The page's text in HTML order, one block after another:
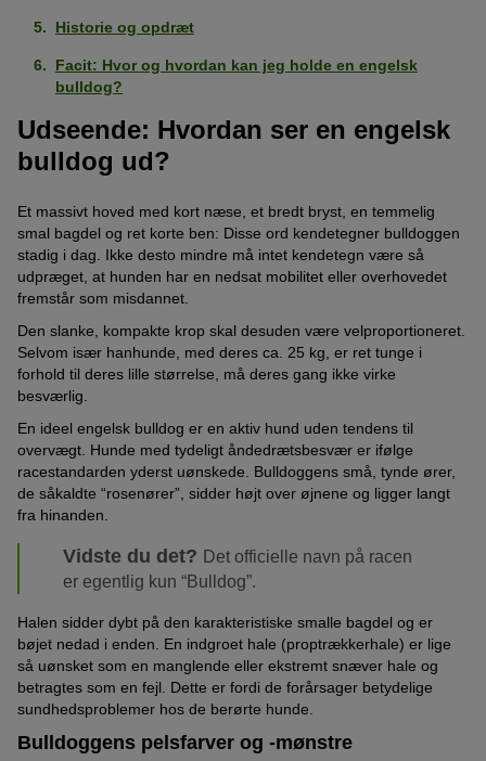
Historie og opdræt
Facit: Hvor og hvordan kan jeg holde en engelsk
bulldog?
Udseende: Hvordan ser en engelsk
bulldog ud?
Et massivt hoved med kort næse, et bredt bryst, en temmelig
smal bagdel og ret korte ben: Disse ord kendetegner bulldoggen
stadig i dag. Ikke desto mindre må intet kendetegn være så
udpræget, at hunden har en nedsat mobilitet eller overhovedet
fremstår som misdannet.
Den slanke, kompakte krop skal desuden være velproportioneret.
Selvom især hanhunde, med deres ca. 25 kg, er ret tunge i
forhold til deres lille størrelse, må deres gang ikke virke
besværlig.
En ideel engelsk bulldog er en aktiv hund uden tendens til
overvægt. Hunde med tydeligt åndedrætsbesvær er ifølge
racestandarden yderst uønskede. Bulldoggens små, tynde ører,
de såkaldte “rosenører”, sidder højt over øjnene og ligger langt
fra hinanden.
Vidste du det? Det officielle navn på racen
er egentlig kun “Bulldog”.
Halen sidder dybt på den karakteristiske smalle bagdel og er
bøjet nedad i enden. En indgroet hale (proptrækkerhale) er lige
så uønsket som en manglende eller ekstremt snæver hale og
betragtes som en fejl. Dette er fordi de forårsager betydelige
sundhedsproblemer hos de berørte hunde.
Bulldoggens pelsfarver og -mønstre